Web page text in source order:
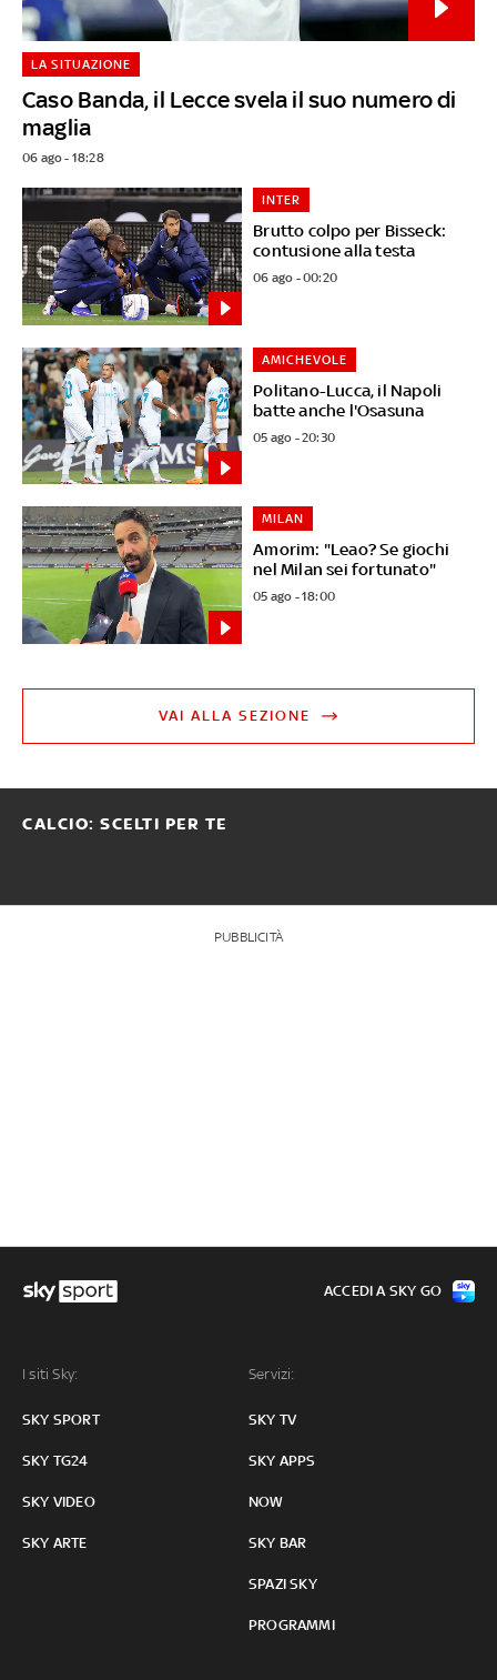
Caso Banda, il Lecce svela il suo numero di
maglia
LA SITUAZIONE
06 ago - 18:28
Brutto colpo per Bisseck:
contusione alla testa
INTER
06 ago - 00:20
Politano-Lucca, il Napoli
batte anche l'Osasuna
AMICHEVOLE
05 ago - 20:30
Amorim: "Leao? Se giochi
nel Milan sei fortunato"
MILAN
05 ago - 18:00
VAI ALLA SEZIONE
CALCIO: SCELTI PER TE
PUBBLICITÀ
I siti Sky:
SKY SPORT
SKY TG24
SKY VIDEO
SKY ARTE
Servizi:
SKY TV
SKY APPS
NOW
SKY BAR
SPAZI SKY
PROGRAMMI
ACCEDI A SKY GO